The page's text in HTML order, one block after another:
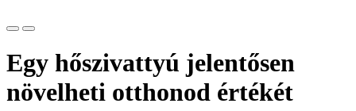
Egy hőszivattyú jelentősen
növelheti otthonod értékét